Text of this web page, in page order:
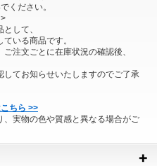
ください。
して、
いる商品です。
注文ごとに在庫状況の確認後、
てお知らせいたしますのでご了承
ちら >>
実物の色や質感と異なる場合がご